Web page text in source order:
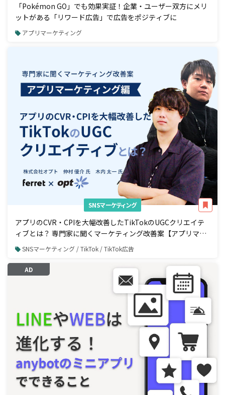
「Pokémon GO」でも効果実証！企業・ユーザー双方にメリ
ットがある「リワード広告」で広告をポジティブに
アプリマーケティング
SNSマーケティング
アプリのCVR・CPIを大幅改善したTikTokのUGCクリエイテ
ィブとは？ 専門家に聞くマーケティング改善案【アプリマー
ケティング編】
SNSマーケティング / TikTok / TikTok広告
AD